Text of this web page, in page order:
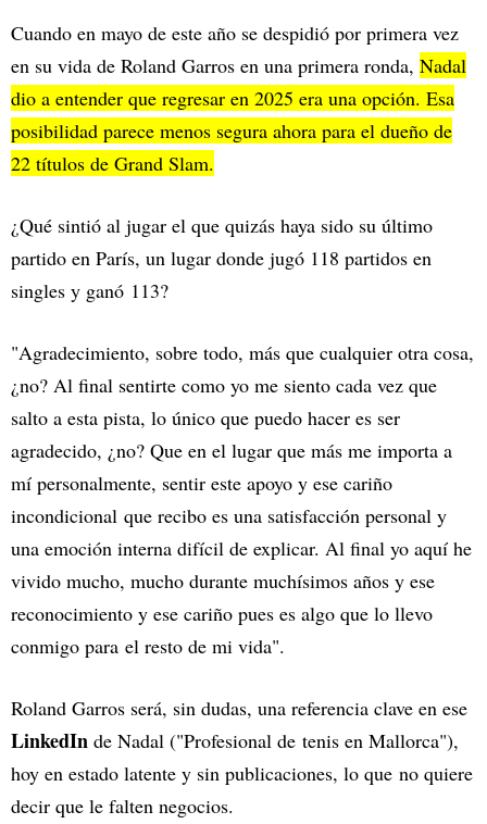
Cuando en mayo de este año se despidió por primera vez
en su vida de Roland Garros en una primera ronda, Nadal
dio a entender que regresar en 2025 era una opción. Esa
posibilidad parece menos segura ahora para el dueño de
22 títulos de Grand Slam.
¿Qué sintió al jugar el que quizás haya sido su último
partido en París, un lugar donde jugó 118 partidos en
singles y ganó 113?
"Agradecimiento, sobre todo, más que cualquier otra cosa,
¿no? Al final sentirte como yo me siento cada vez que
salto a esta pista, lo único que puedo hacer es ser
agradecido, ¿no? Que en el lugar que más me importa a
mí personalmente, sentir este apoyo y ese cariño
incondicional que recibo es una satisfacción personal y
una emoción interna difícil de explicar. Al final yo aquí he
vivido mucho, mucho durante muchísimos años y ese
reconocimiento y ese cariño pues es algo que lo llevo
conmigo para el resto de mi vida".
Roland Garros será, sin dudas, una referencia clave en ese
LinkedIn de Nadal ("Profesional de tenis en Mallorca"),
hoy en estado latente y sin publicaciones, lo que no quiere
decir que le falten negocios.